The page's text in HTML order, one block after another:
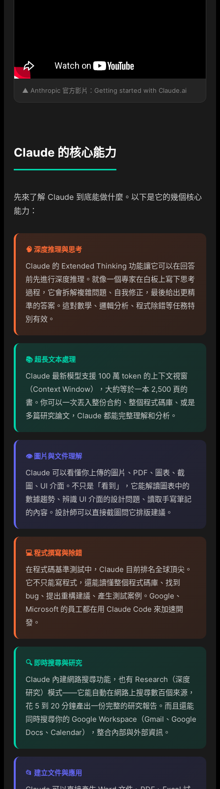
▲ Anthropic 官方影片：Getting started with Claude.ai
Claude 的核心能力
先來了解 Claude 到底能做什麼。以下是它的幾個核心
能力：
🧠 深度推理與思考
Claude 的 Extended Thinking 功能讓它可以在回答
前先進行深度推理。就像一個專家在白板上寫下思考
過程，它會拆解複雜問題、自我修正，最後給出更精
準的答案。這對數學、邏輯分析、程式除錯等任務特
別有效。
📚 超長文本處理
Claude 最新模型支援 100 萬 token 的上下文視窗
（Context Window），大約等於一本 2,500 頁的
書。你可以一次丟入整份合約、整個程式碼庫、或是
多篇研究論文，Claude 都能完整理解和分析。
👁️ 圖片與文件理解
Claude 可以看懂你上傳的圖片、PDF、圖表、截
圖、UI 介面。不只是「看到」，它能解讀圖表中的
數據趨勢、辨識 UI 介面的設計問題、讀取手寫筆記
的內容。設計師可以直接截圖問它排版建議。
💻 程式撰寫與除錯
在程式碼基準測試中，Claude 目前排名全球頂尖。
它不只能寫程式，還能讀懂整個程式碼庫、找到
bug、提出重構建議、產生測試案例。Google、
Microsoft 的員工都在用 Claude Code 來加速開
發。
🔍 即時搜尋與研究
Claude 內建網路搜尋功能，也有 Research（深度
研究）模式——它能自動在網路上搜尋數百個來源，
花 5 到 20 分鐘產出一份完整的研究報告。而且還能
同時搜尋你的 Google Workspace（Gmail、Google
Docs、Calendar），整合內部與外部資訊。
📂 建立文件與應用